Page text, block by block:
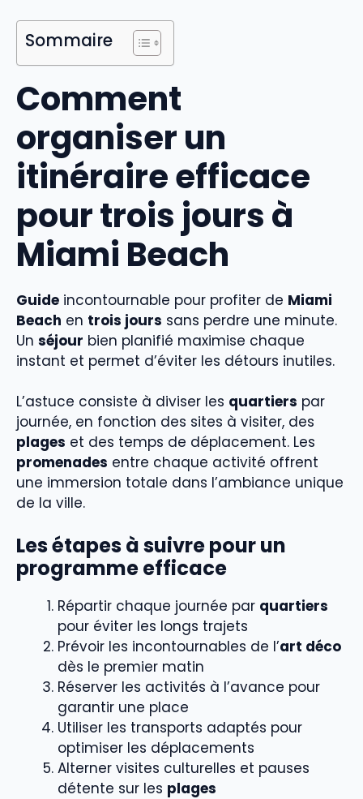
Sommaire
Comment
organiser un
itinéraire efficace
pour trois jours à
Miami Beach
Guide incontournable pour profiter de Miami
Beach en trois jours sans perdre une minute.
Un séjour bien planifié maximise chaque
instant et permet d’éviter les détours inutiles.
L’astuce consiste à diviser les quartiers par
journée, en fonction des sites à visiter, des
plages et des temps de déplacement. Les
promenades entre chaque activité offrent
une immersion totale dans l’ambiance unique
de la ville.
Les étapes à suivre pour un
programme efficace
Répartir chaque journée par quartiers
pour éviter les longs trajets
Prévoir les incontournables de l’art déco
dès le premier matin
Réserver les activités à l’avance pour
garantir une place
Utiliser les transports adaptés pour
optimiser les déplacements
Alterner visites culturelles et pauses
détente sur les plages